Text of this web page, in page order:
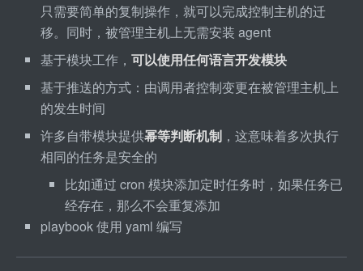
只需要简单的复制操作，就可以完成控制主机的迁
移。同时，被管理主机上无需安装 agent
基于模块工作， 可以使用任何语言开发模块
基于推送的方式：由调用者控制变更在被管理主机上
的发生时间
许多自带模块提供幂等判断机制 ，这意味着多次执行
相同的任务是安全的
比如通过 cron 模块添加定时任务时，如果任务已
经存在，那么不会重复添加
playbook 使用 yaml 编写